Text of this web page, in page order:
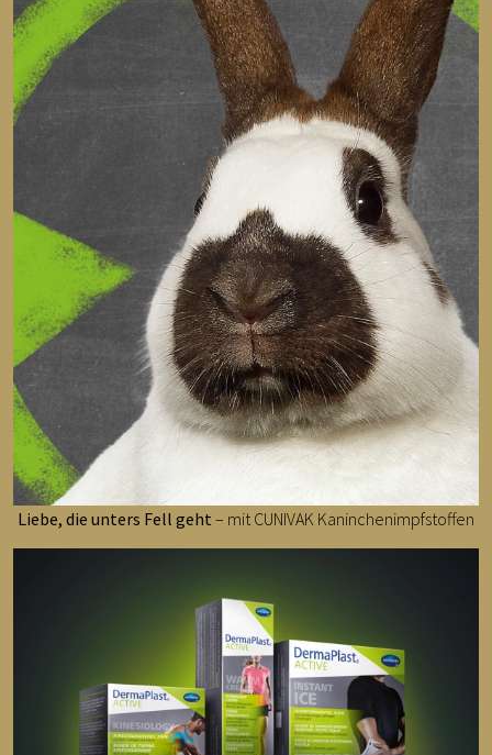
Liebe, die unters Fell geht – mit CUNIVAK Kaninchenimpfstoffen